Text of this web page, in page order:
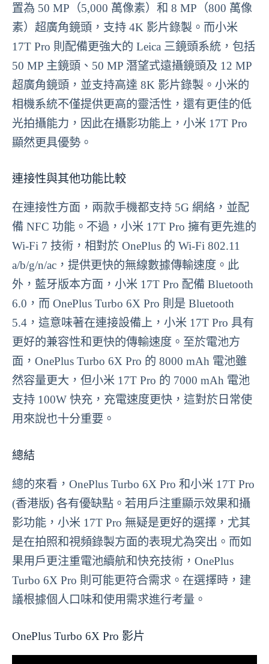
置為 50 MP（5,000 萬像素）和 8 MP（800 萬像
素）超廣角鏡頭，支持 4K 影片錄製。而小米
17T Pro 則配備更強大的 Leica 三鏡頭系統，包括
50 MP 主鏡頭、50 MP 潛望式遠攝鏡頭及 12 MP
超廣角鏡頭，並支持高達 8K 影片錄製。小米的
相機系統不僅提供更高的靈活性，還有更佳的低
光拍攝能力，因此在攝影功能上，小米 17T Pro
顯然更具優勢。
連接性與其他功能比較
在連接性方面，兩款手機都支持 5G 網絡，並配
備 NFC 功能。不過，小米 17T Pro 擁有更先進的
Wi-Fi 7 技術，相對於 OnePlus 的 Wi-Fi 802.11
a/b/g/n/ac，提供更快的無線數據傳輸速度。此
外，藍牙版本方面，小米 17T Pro 配備 Bluetooth
6.0，而 OnePlus Turbo 6X Pro 則是 Bluetooth
5.4，這意味著在連接設備上，小米 17T Pro 具有
更好的兼容性和更快的傳輸速度。至於電池方
面，OnePlus Turbo 6X Pro 的 8000 mAh 電池雖
然容量更大，但小米 17T Pro 的 7000 mAh 電池
支持 100W 快充，充電速度更快，這對於日常使
用來說也十分重要。
總結
總的來看，OnePlus Turbo 6X Pro 和小米 17T Pro
(香港版) 各有優缺點。若用戶注重顯示效果和攝
影功能，小米 17T Pro 無疑是更好的選擇，尤其
是在拍照和視頻錄製方面的表現尤為突出。而如
果用戶更注重電池續航和快充技術，OnePlus
Turbo 6X Pro 則可能更符合需求。在選擇時，建
議根據個人口味和使用需求進行考量。
OnePlus Turbo 6X Pro 影片